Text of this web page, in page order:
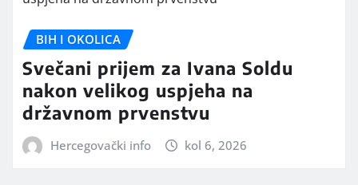
BIH I OKOLICA
Svečani prijem za Ivana Soldu
nakon velikog uspjeha na
državnom prvenstvu
Hercegovački info kol 6, 2026